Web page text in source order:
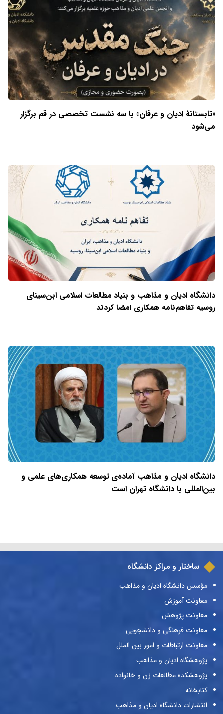
«تابستانهٔ ادیان و عرفان» با سه نشست تخصصی در قم برگزار
می‌شود
دانشگاه ادیان و مذاهب و بنیاد مطالعات اسلامی ابن‌سینای
روسیه تفاهم‌نامه همکاری امضا کردند
دانشگاه ادیان و مذاهب آماده‌ی توسعه همکاری‌های علمی و
بین‌المللی با دانشگاه تهران است
ساختار و مراکز دانشگاه
مؤسس دانشگاه ادیان و مذاهب
معاونت آموزش
معاونت پژوهش
معاونت فرهنگی و دانشجویی
معاونت ارتباطات و امور بین الملل
پژوهشگاه ادیان و مذاهب
پژوهشکده مطالعات زن و خانواده
کتابخانه
انتشارات دانشگاه ادیان و مذاهب